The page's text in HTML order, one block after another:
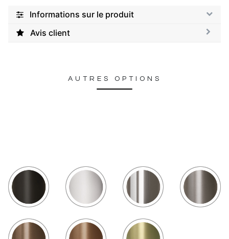
Informations sur le produit
Avis client
AUTRES OPTIONS